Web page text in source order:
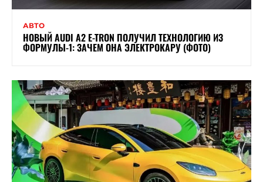
АВТО
НОВЫЙ AUDI A2 E-TRON ПОЛУЧИЛ ТЕХНОЛОГИЮ ИЗ
ФОРМУЛЫ-1: ЗАЧЕМ ОНА ЭЛЕКТРОКАРУ (ФОТО)